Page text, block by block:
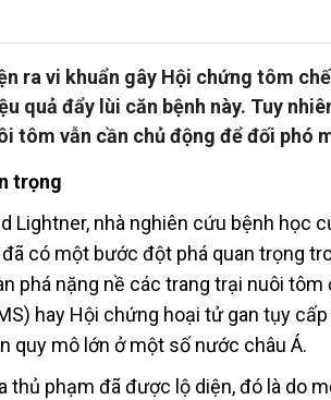
ra vi khuẩn gây Hội chứng tôm
quả đẩy lùi căn bệnh này. Tuy
tôm vẫn cần chủ động để đối phó
trọng
Lightner, nhà nghiên cứu bệnh học
có một bước đột phá quan trọng
phá nặng nề các trang trại nuôi
hay Hội chứng hoại tử gan tụy
quy mô lớn ở một số nước châu Á.
thủ phạm đã được lộ diện, đó là do